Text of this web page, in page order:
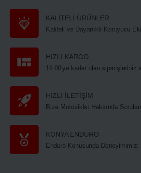
KALİTELİ ÜRÜNLER
Kaliteli ve Dayanıklı Koruyucu
HIZLI KARGO
16:00'ya kadar olan siparişleriniz
HIZLI İLETİŞİM
Bize Motosiklet Hakkında
KONYA ENDURO
Enduro Konusunda